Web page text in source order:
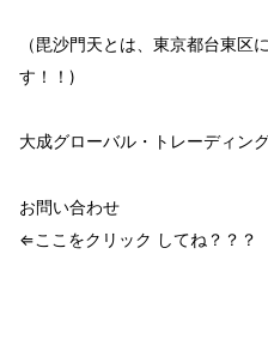
（毘沙門天とは、東京都台東区
す！！)
大成グローバル・トレーディン
お問い合わせ
⇐ここをクリック してね？？？